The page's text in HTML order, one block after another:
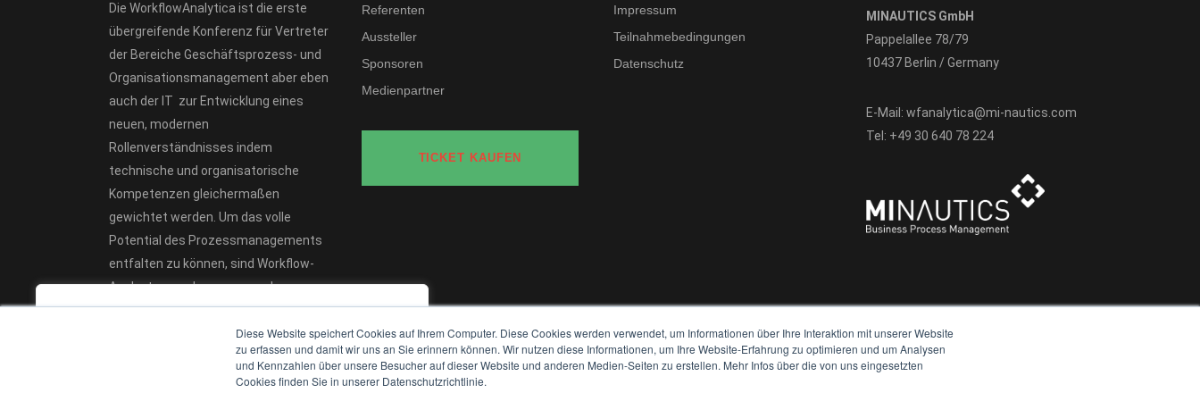
Diese Website speichert Cookies auf Ihrem Computer. Diese Cookies werden verwendet, um Informationen über Ihre Interaktion mit unserer Website
zu erfassen und damit wir uns an Sie erinnern können. Wir nutzen diese Informationen, um Ihre Website-Erfahrung zu optimieren und um Analysen
und Kennzahlen über unsere Besucher auf dieser Website und anderen Medien-Seiten zu erstellen. Mehr Infos über die von uns eingesetzten
Cookies finden Sie in unserer Datenschutzrichtlinie.
We value your privacy
We use cookies to enhance your browsing experience, serve
personalised ads or content, and analyse our traffic. By
clicking "Accept All", you consent to our use of cookies.
Die WorkflowAnalytica ist die erste
übergreifende Konferenz für Vertreter
der Bereiche Geschäftsprozess- und
Organisationsmanagement aber eben
auch der IT zur Entwicklung eines
neuen, modernen
Rollenverständnisses indem
technische und organisatorische
Kompetenzen gleichermaßen
gewichtet werden. Um das volle
Potential des Prozessmanagements
entfalten zu können, sind Workflow-
Analysten von herausragender
Bedeutung.
Referenten
Aussteller
Sponsoren
Medienpartner
TICKET KAUFEN
Impressum
Teilnahmebedingungen
Datenschutz
MINAUTICS GmbH
Pappelallee 78/79
10437 Berlin / Germany
E-Mail: wfanalytica@mi-nautics.com
Tel: +49 30 640 78 224